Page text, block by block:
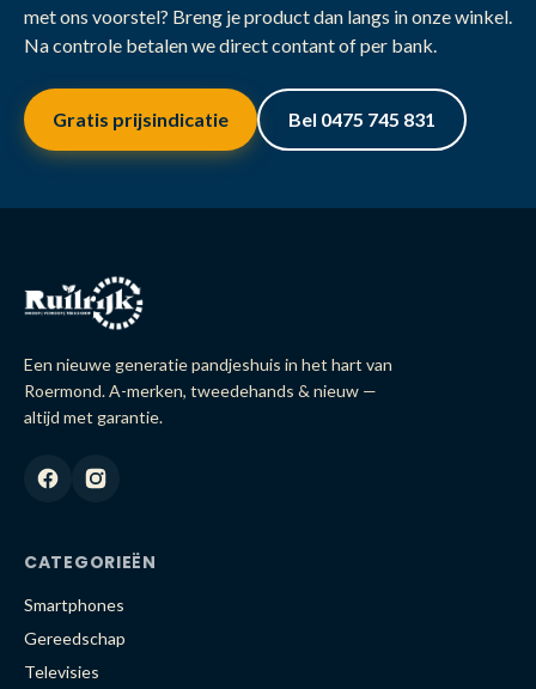
met ons voorstel? Breng je product dan langs in onze winkel.
Na controle betalen we direct contant of per bank.
Gratis prijsindicatie Bel 0475 745 831
Een nieuwe generatie pandjeshuis in het hart van
Roermond. A-merken, tweedehands & nieuw —
altijd met garantie.
CATEGORIEËN
Smartphones
Gereedschap
Televisies